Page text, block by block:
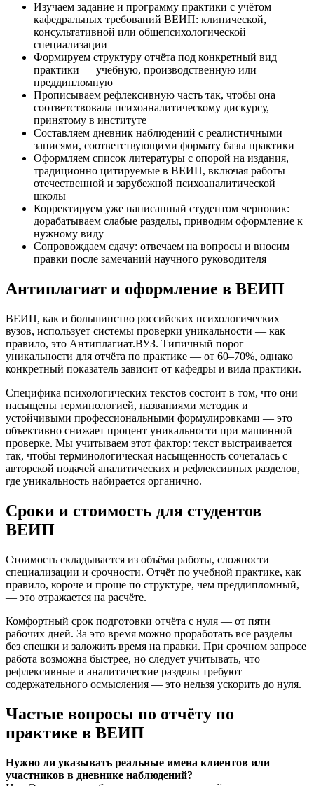
Изучаем задание и программу практики с учётом
кафедральных требований ВЕИП: клинической,
консультативной или общепсихологической
специализации
Формируем структуру отчёта под конкретный вид
практики — учебную, производственную или
преддипломную
Прописываем рефлексивную часть так, чтобы она
соответствовала психоаналитическому дискурсу,
принятому в институте
Составляем дневник наблюдений с реалистичными
записями, соответствующими формату базы практики
Оформляем список литературы с опорой на издания,
традиционно цитируемые в ВЕИП, включая работы
отечественной и зарубежной психоаналитической
школы
Корректируем уже написанный студентом черновик:
дорабатываем слабые разделы, приводим оформление к
нужному виду
Сопровождаем сдачу: отвечаем на вопросы и вносим
правки после замечаний научного руководителя
Антиплагиат и оформление в ВЕИП
ВЕИП, как и большинство российских психологических
вузов, использует системы проверки уникальности — как
правило, это Антиплагиат.ВУЗ. Типичный порог
уникальности для отчёта по практике — от 60–70%, однако
конкретный показатель зависит от кафедры и вида практики.
Специфика психологических текстов состоит в том, что они
насыщены терминологией, названиями методик и
устойчивыми профессиональными формулировками — это
объективно снижает процент уникальности при машинной
проверке. Мы учитываем этот фактор: текст выстраивается
так, чтобы терминологическая насыщенность сочеталась с
авторской подачей аналитических и рефлексивных разделов,
где уникальность набирается органично.
Сроки и стоимость для студентов
ВЕИП
Стоимость складывается из объёма работы, сложности
специализации и срочности. Отчёт по учебной практике, как
правило, короче и проще по структуре, чем преддипломный,
— это отражается на расчёте.
Комфортный срок подготовки отчёта с нуля — от пяти
рабочих дней. За это время можно проработать все разделы
без спешки и заложить время на правки. При срочном запросе
работа возможна быстрее, но следует учитывать, что
рефлексивные и аналитические разделы требуют
содержательного осмысления — это нельзя ускорить до нуля.
Частые вопросы по отчёту по
практике в ВЕИП
Нужно ли указывать реальные имена клиентов или
участников в дневнике наблюдений?